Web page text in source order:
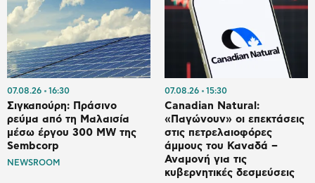
07.08.26 16:30
Σιγκαπούρη: Πράσινο
ρεύμα από τη Μαλαισία
μέσω έργου 300 MW της
Sembcorp
NEWSROOM
07.08.26 15:30
Canadian Natural:
«Παγώνουν» οι επεκτάσεις
στις πετρελαιοφόρες
άμμους του Καναδά –
Αναμονή για τις
κυβερνητικές δεσμεύσεις